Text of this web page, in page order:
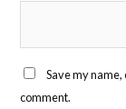
Save my
comment.